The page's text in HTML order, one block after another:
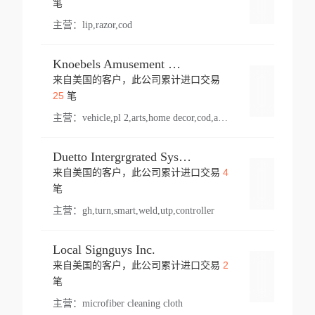
笔
主营： lip,razor,cod
Knoebels Amusement Resort
来自美国的客户，此公司累计进口交易
25笔
主营： vehicle,pl 2,arts,home decor,cod,amusement ride,sea
Duetto Intergrgrated Systems Inc.
来自美国的客户，此公司累计进口交易 4
笔
主营： gh,turn,smart,weld,utp,controller
Local Signguys Inc.
来自美国的客户，此公司累计进口交易 2
笔
主营： microfiber cleaning cloth